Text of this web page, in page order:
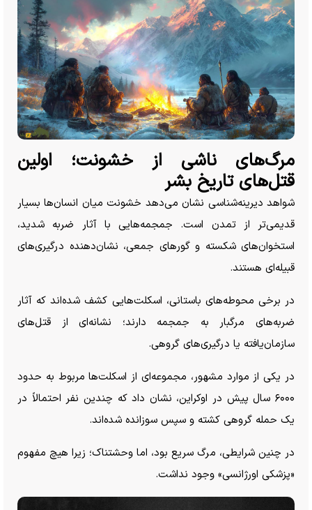
مرگ‌های ناشی از خشونت؛ اولین
قتل‌های تاریخ بشر
شواهد دیرینه‌شناسی نشان می‌دهد خشونت میان انسان‌ها بسیار
قدیمی‌تر از تمدن است. جمجمه‌هایی با آثار ضربه شدید،
استخوان‌های شکسته و گور‌های جمعی، نشان‌دهنده درگیری‌های
قبیله‌ای هستند.
در برخی محوطه‌های باستانی، اسکلت‌هایی کشف شده‌اند که آثار
ضربه‌های مرگبار به جمجمه دارند؛ نشانه‌ای از قتل‌های
سازمان‌یافته یا درگیری‌های گروهی.
در یکی از موارد مشهور، مجموعه‌ای از اسکلت‌ها مربوط به حدود
۶۰۰۰ سال پیش در اوکراین، نشان داد که چندین نفر احتمالاً در
یک حمله گروهی کشته و سپس سوزانده شده‌اند.
در چنین شرایطی، مرگ سریع بود، اما وحشتناک؛ زیرا هیچ مفهوم
«پزشکی اورژانسی» وجود نداشت.